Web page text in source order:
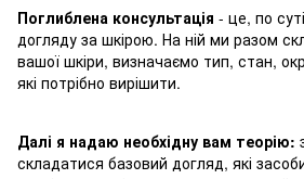
Поглиблена консультація - це, по
догляду за шкірою. На ній ми разом
вашої шкіри, визначаємо тип, стан,
які потрібно вирішити.
Далі я надаю необхідну вам теорію:
складатися базовий догляд, які